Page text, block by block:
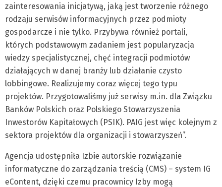
zainteresowania inicjatywą, jaką jest tworzenie różnego
rodzaju serwisów informacyjnych przez podmioty
gospodarcze i nie tylko. Przybywa również portali,
których podstawowym zadaniem jest popularyzacja
wiedzy specjalistycznej, chęć integracji podmiotów
działających w danej branży lub działanie czysto
lobbingowe. Realizujemy coraz więcej tego typu
projektów. Przygotowaliśmy już serwisy m.in. dla Związku
Banków Polskich oraz Polskiego Stowarzyszenia
Inwestorów Kapitałowych (PSIK). PAIG jest więc kolejnym z
sektora projektów dla organizacji i stowarzyszeń”.
Agencja udostępniła Izbie autorskie rozwiązanie
informatyczne do zarządzania treścią (CMS) – system IG
eContent, dzięki czemu pracownicy Izby mogą